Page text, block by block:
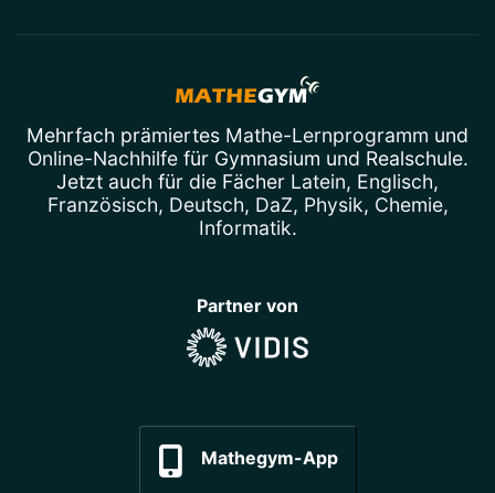
Mehrfach prämiertes Mathe-Lernprogramm und
Online-Nachhilfefür Gymnasium und Realschule.
Jetzt auch für die Fächer Latein, Englisch,
Französisch, Deutsch, DaZ, Physik, Chemie,
Informatik.
Partner von
Mathegym-App